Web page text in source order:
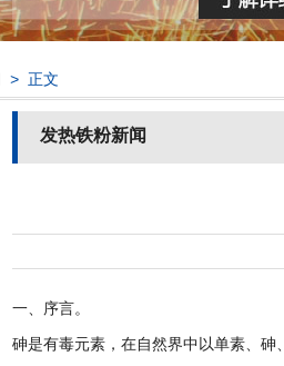
> 正文
发热铁粉新闻
一、序言。
砷是有毒元素，在自然界中以单素、